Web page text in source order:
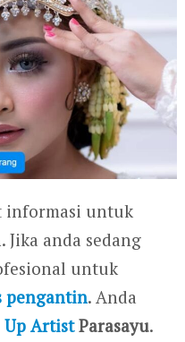
informasi untuk
anda sedang
untuk
pengantin. Anda
Up ArtistParasayu.